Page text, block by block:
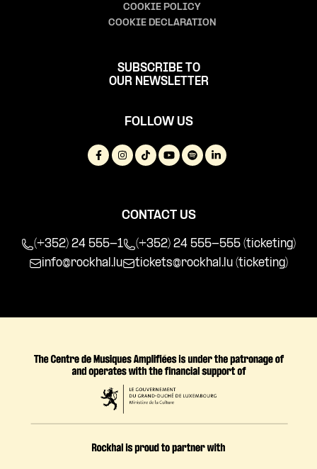
COOKIE POLICY
COOKIE DECLARATION
SUBSCRIBE TO
OUR NEWSLETTER
FOLLOW US
CONTACT US
(+352) 24 555-1
(+352) 24 555-555 (ticketing)
info@rockhal.lu
tickets@rockhal.lu (ticketing)